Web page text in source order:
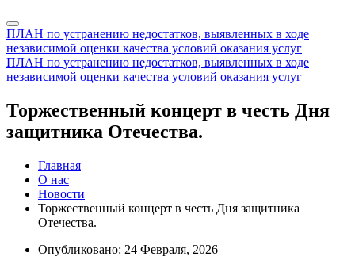
ПЛАН по устранению недостатков, выявленных в ходе
независимой оценки качества условий оказания услуг
ПЛАН по устранению недостатков, выявленных в ходе
независимой оценки качества условий оказания услуг
Торжественный концерт в честь Дня
защитника Отечества.
Главная
О нас
Новости
Торжественный концерт в честь Дня защитника
Отечества.
Опубликовано: 24 Февраля, 2026